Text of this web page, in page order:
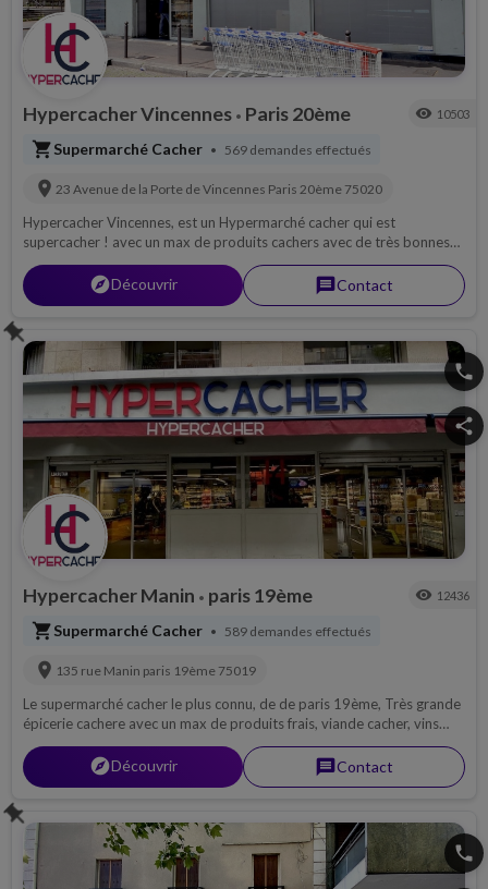
Hypercacher Vincennes • Paris 20ème visibility 10503
shopping_cartSupermarché Cacher • 569 demandes effectués
location_on 23 Avenue de la Porte de Vincennes Paris 20ème 75020
Hypercacher Vincennes, est un Hypermarché cacher qui est
supercacher ! avec un max de produits cachers avec de très bonnes
surveillances casheres. Supermarché cacher en ligne, pour toutes vos
livraisons.
explorerDécouvrir messageContact
phone
share
Hypercacher Manin • paris 19ème visibility 12436
shopping_cartSupermarché Cacher • 589 demandes effectués
location_on 135 rue Manin paris 19ème 75019
Le supermarché cacher le plus connu, de de paris 19ème, Très grande
épicerie cachere avec un max de produits frais, viande cacher, vins
cacher, fromage cacher et pleins d'autres produits nouveaux tous les
jours !
explorerDécouvrir messageContact
phone